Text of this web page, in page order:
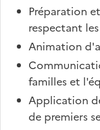
Préparation
respectant
Animation
familles et
Application
de premiers